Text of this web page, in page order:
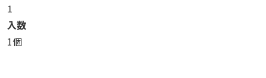
1
入数
1個